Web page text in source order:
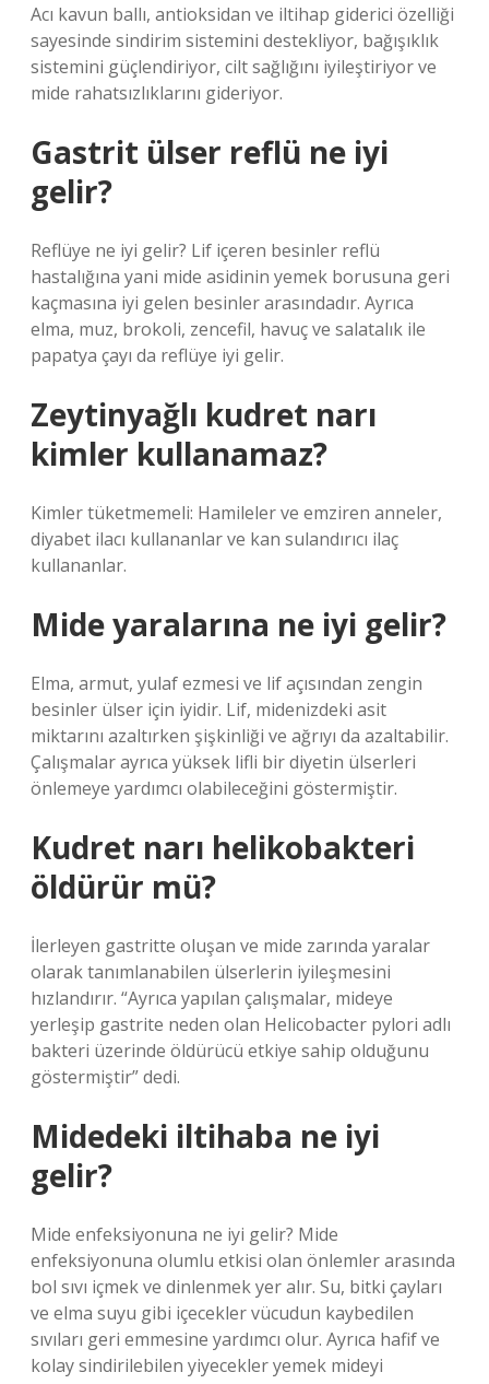
Acı kavun ballı, antioksidan ve iltihap giderici özelliği
sayesinde sindirim sistemini destekliyor, bağışıklık
sistemini güçlendiriyor, cilt sağlığını iyileştiriyor ve
mide rahatsızlıklarını gideriyor.
Gastrit ülser reflü ne iyi
gelir?
Reflüye ne iyi gelir? Lif içeren besinler reflü
hastalığına yani mide asidinin yemek borusuna geri
kaçmasına iyi gelen besinler arasındadır. Ayrıca
elma, muz, brokoli, zencefil, havuç ve salatalık ile
papatya çayı da reflüye iyi gelir.
Zeytinyağlı kudret narı
kimler kullanamaz?
Kimler tüketmemeli: Hamileler ve emziren anneler,
diyabet ilacı kullananlar ve kan sulandırıcı ilaç
kullananlar.
Mide yaralarına ne iyi gelir?
Elma, armut, yulaf ezmesi ve lif açısından zengin
besinler ülser için iyidir. Lif, midenizdeki asit
miktarını azaltırken şişkinliği ve ağrıyı da azaltabilir.
Çalışmalar ayrıca yüksek lifli bir diyetin ülserleri
önlemeye yardımcı olabileceğini göstermiştir.
Kudret narı helikobakteri
öldürür mü?
İlerleyen gastritte oluşan ve mide zarında yaralar
olarak tanımlanabilen ülserlerin iyileşmesini
hızlandırır. “Ayrıca yapılan çalışmalar, mideye
yerleşip gastrite neden olan Helicobacter pylori adlı
bakteri üzerinde öldürücü etkiye sahip olduğunu
göstermiştir” dedi.
Midedeki iltihaba ne iyi
gelir?
Mide enfeksiyonuna ne iyi gelir? Mide
enfeksiyonuna olumlu etkisi olan önlemler arasında
bol sıvı içmek ve dinlenmek yer alır. Su, bitki çayları
ve elma suyu gibi içecekler vücudun kaybedilen
sıvıları geri emmesine yardımcı olur. Ayrıca hafif ve
kolay sindirilebilen yiyecekler yemek mideyi